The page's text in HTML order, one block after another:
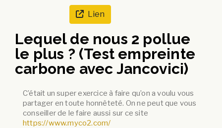
Lien
Lequel de nous 2 pollue
le plus ? (Test empreinte
carbone avec Jancovici)
C’était un super exercice à faire qu’on a voulu vous
partager en toute honnêteté. On ne peut que vous
conseiller de le faire aussi sur ce site
https://www.myco2.com/